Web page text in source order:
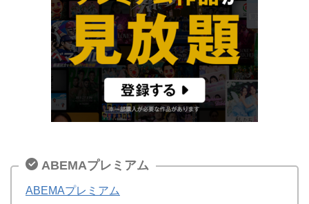
ABEMAプレミアム
ABEMAプレミアム